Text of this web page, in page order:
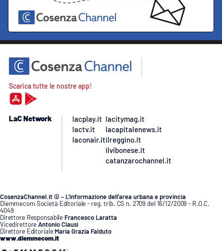
Scarica tutte le nostre app!
LaC Network
lacplay.it
lactv.it
laconair.it
lacitymag.it
lacapitalenews.it
ilreggino.it
ilvibonese.it
catanzarochannel.it
CosenzaChannel.it © – L’informazione dell’area urbana e provincia
Diemmecom Società Editoriale - reg. trib. CS n. 2709 del 16/12/2009 - R.O.C.
4049
Direttore Responsabile Francesco Laratta
VicedirettoreAntonio Clausi
Direttore Editoriale Maria Grazia Falduto
www.diemmecom.it